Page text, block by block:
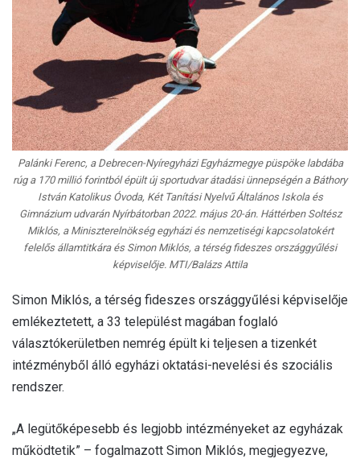
Palánki Ferenc, a Debrecen-Nyíregyházi Egyházmegye püspöke labdába
rúg a 170 millió forintból épült új sportudvar átadási ünnepségén a Báthory
István Katolikus Óvoda, Két Tanítási Nyelvű Általános Iskola és
Gimnázium udvarán Nyírbátorban 2022. május 20-án. Háttérben Soltész
Miklós, a Miniszterelnökség egyházi és nemzetiségi kapcsolatokért
felelős államtitkára és Simon Miklós, a térség fideszes országgyűlési
képviselője. MTI/Balázs Attila
Simon Miklós, a térség fideszes országgyűlési képviselője
emlékeztetett, a 33 települést magában foglaló
választókerületben nemrég épült ki teljesen a tizenkét
intézményből álló egyházi oktatási-nevelési és szociális
rendszer.
„A legütőképesebb és legjobb intézményeket az egyházak
működtetik” – fogalmazott Simon Miklós, megjegyezve,